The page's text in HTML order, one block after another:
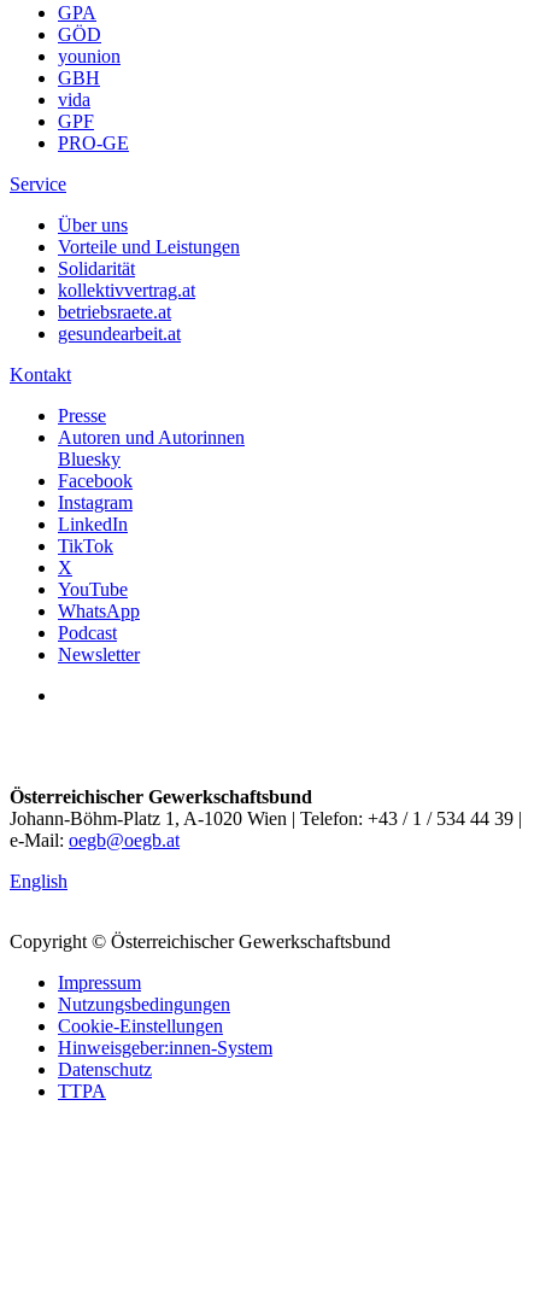
GPA
GÖD
younion
GBH
vida
GPF
PRO-GE
Service
Über uns
Vorteile und Leistungen
Solidarität
kollektivvertrag.at
betriebsraete.at
gesundearbeit.at
Kontakt
Presse
Autoren und Autorinnen
Bluesky
Facebook
Instagram
LinkedIn
TikTok
X
YouTube
WhatsApp
Podcast
Newsletter
Österreichischer Gewerkschaftsbund
Johann-Böhm-Platz 1, A-1020 Wien | Telefon: +43 / 1 / 534 44 39 |
e-Mail: oegb@oegb.at
English
Copyright © Österreichischer Gewerkschaftsbund
Impressum
Nutzungsbedingungen
Cookie-Einstellungen
Hinweisgeber:innen-System
Datenschutz
TTPA